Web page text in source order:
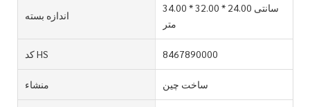
اندازه بسته
34.00 * 32.00 * 24.00 سانتی
متر
کد HS 8467890000
منشاء ساخت چین